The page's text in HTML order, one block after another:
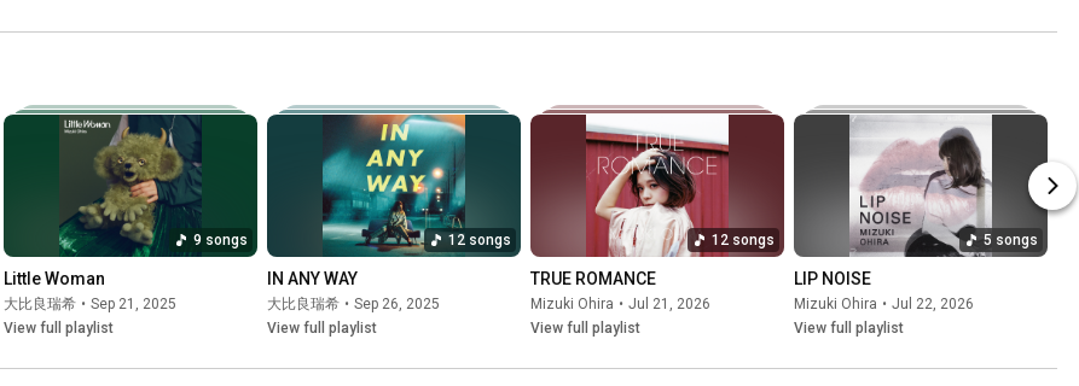
豪華なメンツが作品に花を添えている。
郎。OLIVE OILが主催する＜OILWORKS Rec.＞からのリリースの
あるサウンドプロデューサーのFKD。話題となった先行シング
ル「How are you feelong?」にてトラックメイクしたのは、
JazzysportからのリリースやDJ Mitu The Beatsとの共作を始
め、数々のトラックを提供するトラックメイカー1Co.INR。前作
でも名を連ねたが、プロデュースとしては今回初となる、凄腕
ミュージシャン集まるLAGHEADSのベーシストでもある山本
連。お馴染み、センセーショナル・ポップユニットshowmore
のキーボーディスト/プロデューサーの井上惇志。Buzzyのギタ
ー/マニピュレーターYUUKI KANAYA、とバラエティに富んだ、
新章の幕開けともなる最重要アルバムが完成した。
#公開 #AfterAllAllMine
ード #vinyl #LP
#movie #music
9 songs
Little Woman
大比良瑞希 • Sep 21, 2025
View full playlist
12 songs
IN ANY WAY
大比良瑞希 • Sep 26, 2025
View full playlist
12 songs
TRUE ROMANCE
Mizuki Ohira • Jul 21, 2026
View full playlist
5 songs
LIP NOISE
Mizuki Ohira • Jul 22, 2026
View full playlist